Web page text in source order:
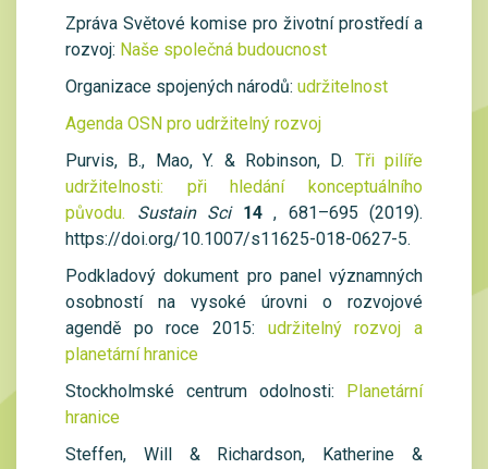
Zpráva Světové komise pro životní prostředí a
rozvoj: Naše společná budoucnost
Organizace spojených národů: udržitelnost
Agenda OSN pro udržitelný rozvoj
Purvis, B., Mao, Y. & Robinson, D. Tři pilíře
udržitelnosti: při hledání konceptuálního
původu.
Sustain Sci 14, 681–695 (2019).
https://doi.org/10.1007/s11625-018-0627-5.
Podkladový dokument pro panel významných
osobností na vysoké úrovni o rozvojové
agendě po roce 2015: udržitelný rozvoj a
planetární hranice
Stockholmské centrum odolnosti:
Planetární
hranice
Steffen, Will & Richardson, Katherine &